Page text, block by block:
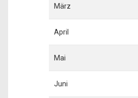
März
April
Mai
Juni